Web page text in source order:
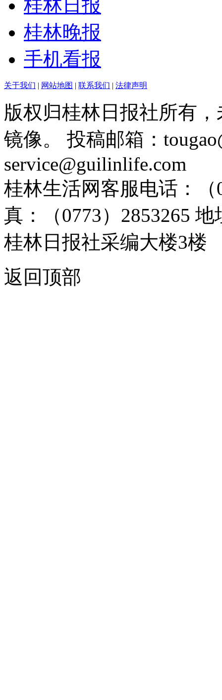
桂林日报
桂林晚报
手机看报
关于我们 | 网站地图 | 联系我们 | 法律声明
版权归桂林日报社所有
镜像。 投稿邮箱：
service@guilinlife.com
桂林生活网客服电话：（
真：（0773）2853265
桂林日报社采编大楼3楼
返回顶部